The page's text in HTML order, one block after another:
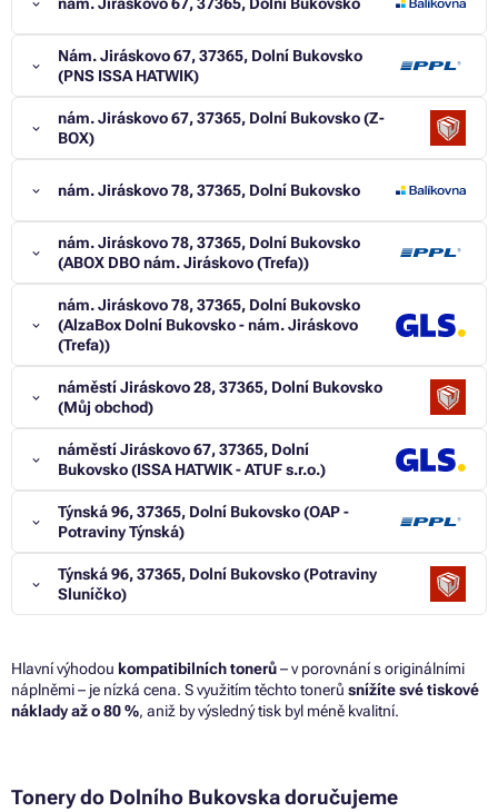
Nám. Jiráskovo 67, 37365, Dolní Bukovsko
(PNS ISSA HATWIK)
nám. Jiráskovo 67, 37365, Dolní Bukovsko (Z-
BOX)
nám. Jiráskovo 78, 37365, Dolní Bukovsko
nám. Jiráskovo 78, 37365, Dolní Bukovsko
(ABOX DBO nám. Jiráskovo (Trefa))
nám. Jiráskovo 78, 37365, Dolní Bukovsko
(AlzaBox Dolní Bukovsko - nám. Jiráskovo
(Trefa))
náměstí Jiráskovo 28, 37365, Dolní Bukovsko
(Můj obchod)
náměstí Jiráskovo 67, 37365, Dolní
Bukovsko (ISSA HATWIK - ATUF s.r.o.)
Týnská 96, 37365, Dolní Bukovsko (OAP -
Potraviny Týnská)
Týnská 96, 37365, Dolní Bukovsko (Potraviny
Sluníčko)
Hlavní výhodou kompatibilních tonerů– v porovnání s originálními
náplněmi – je nízká cena. S využitím těchto tonerů snížíte své tiskové
náklady až o 80 %, aniž by výsledný tisk byl méně kvalitní.
Tonery do Dolního Bukovska doručujeme